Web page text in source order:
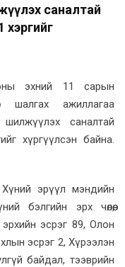
саналтай
хэргийг
эхний 11 сарын
шалгах ажиллагаа
шилжүүлэх саналтай
хүргүүлсэн байна.
эрүүл мэндийн
бэлгийн эрх чөлөө,
эсрэг 89, Олон
эсрэг 2, Хүрээлэн
байдал, тээврийн